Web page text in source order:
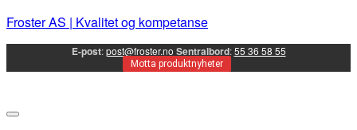
Froster AS | Kvalitet og kompetanse
E-post:post@froster.no Sentralbord:55 36 58 55
Motta produktnyheter